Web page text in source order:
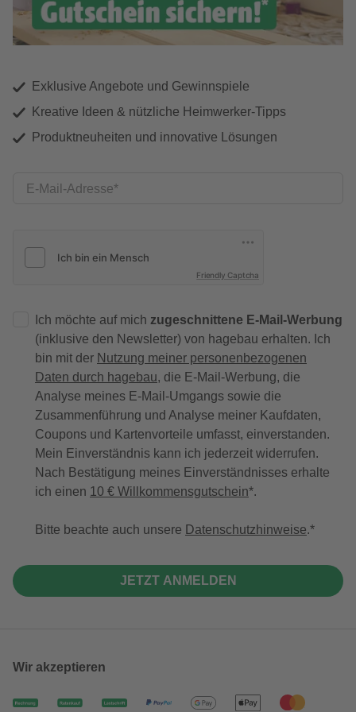
Exklusive Angebote und Gewinnspiele
Kreative Ideen & nützliche Heimwerker-Tipps
Produktneuheiten und innovative Lösungen
E-Mail-Adresse
Friendly Captcha
Ich möchte auf mich zugeschnittene E-Mail-Werbung
(inklusive den Newsletter) von hagebau erhalten. Ich
bin mit der Nutzung meiner personenbezogenen
Daten durch hagebau, die E-Mail-Werbung, die
Analyse meines E-Mail-Umgangs sowie die
Zusammenführung und Analyse meiner Kaufdaten,
Coupons und Kartenvorteile umfasst, einverstanden.
Mein Einverständnis kann ich jederzeit widerrufen.
Nach Bestätigung meines Einverständnisses erhalte
ich einen 10 € Willkommensgutschein*.
Bitte beachte auch unsere Datenschutzhinweise.
JETZT ANMELDEN
Wir akzeptieren